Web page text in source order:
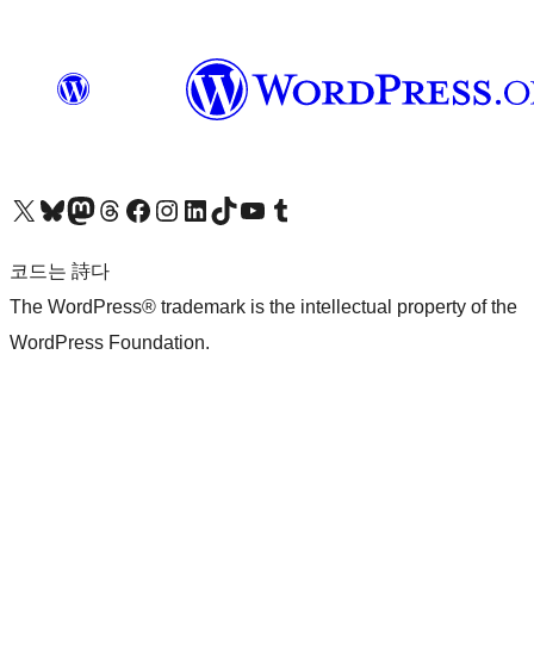
X(이전 트위터) 계정 방문하기블루스카이 계정 방문하기마스토돈 계정 방문하기스레드 계정 방문하기 페이스북 페이지 방문하기인스타그램 계정 방문하기 LinkedIn 계정 방문하기틱톡 계정 방문하기유튜브 채널 방문하기 텀블러 계정 방문하기
코드는 詩다
The WordPress® trademark is the intellectual property of the
WordPress Foundation.